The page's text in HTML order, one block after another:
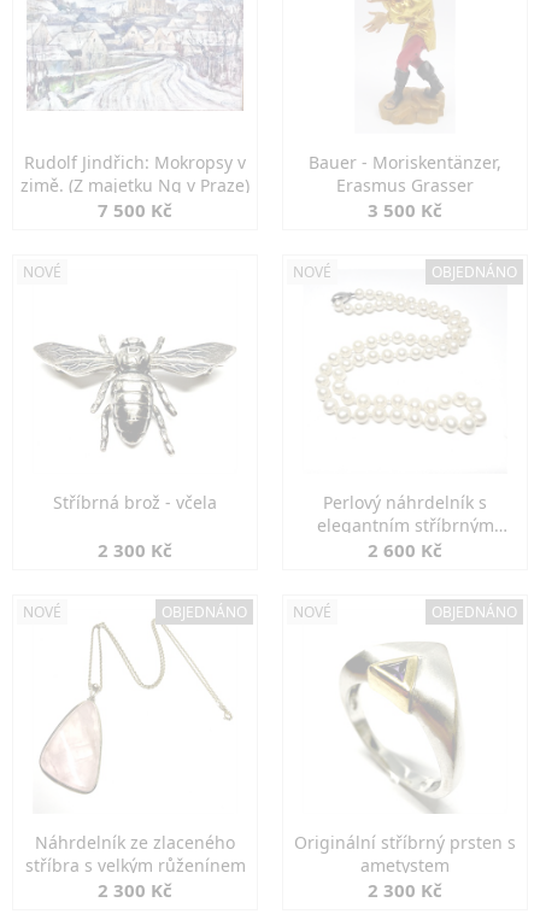
Rudolf Jindřich: Mokropsy v
zimě. (Z majetku Ng v Praze)
7 500 Kč
Bauer - Moriskentänzer,
Erasmus Grasser
3 500 Kč
NOVÉ
Stříbrná brož - včela
2 300 Kč
NOVÉ OBJEDNÁNO
Perlový náhrdelník s
elegantním stříbrným
zapínáním
2 600 Kč
NOVÉ OBJEDNÁNO
Náhrdelník ze zlaceného
stříbra s velkým růženínem
2 300 Kč
NOVÉ OBJEDNÁNO
Originální stříbrný prsten s
ametystem
2 300 Kč